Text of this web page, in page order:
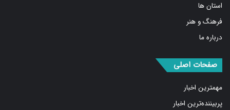
استان ها
فرهنگ و هنر
درباره ما
صفحات اصلی
مهمترین اخبار
پربیننده‌ترین اخبار